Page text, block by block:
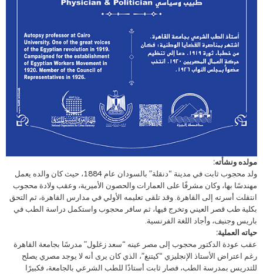
مولده ونشأته:
ولد محجوب ثابت في مدينة “دنقلة” بالسودان عام 1884، حيث كان والده يعمل
مهندسًا بها، وكان مشرفًا على العمارات والحصون الأميرية، وعقب ولادة محجوب
انتقلت أسرته إلى القاهرة. وقد تلقى تعليمه الأولي في مدارس القاهرة، ثم التحق
بكلية طب قصر العيني وتخرج فيها، ثم سافر محجوب واستكمل دراسة الطب في
باريس وجنيف، وأجاد اللغة الفرنسية.
حياته العملية:
عقب عودة الدكتور محجوب إلى مصر عينه “سعد زغلول” مدرسًا بجامعة القاهرة
رغم اعتراض الأستاذ الإنجليزي “كيتنغ”، الذي كان يرى أنه لا يوجد مصري يصلح
للتدريس بمدرسة الطب، فصار ثابت أستاذًا للطب الشرعي بالجامعة، فكبيرًا